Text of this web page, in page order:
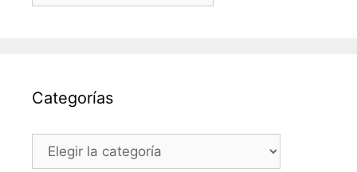
Categorías
Categorías